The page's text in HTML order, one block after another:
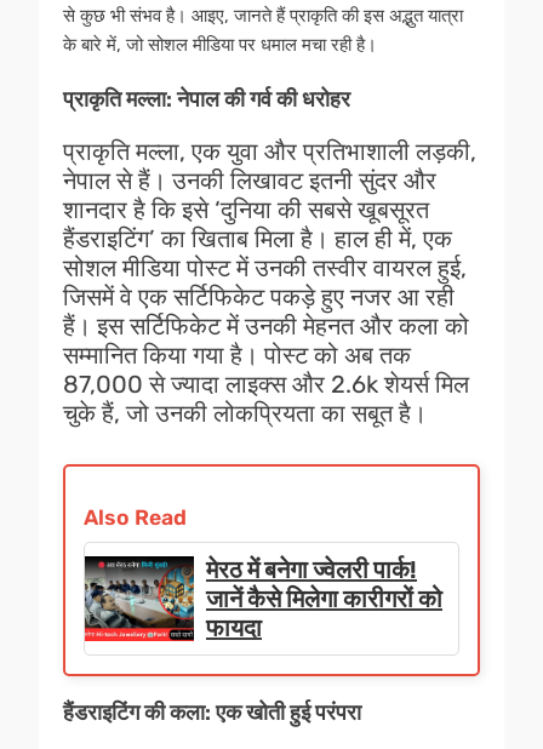
से कुछ भी संभव है। आइए, जानते हैं प्राकृति की इस अद्भुत यात्रा
के बारे में, जो सोशल मीडिया पर धमाल मचा रही है।
प्राकृति मल्ला: नेपाल की गर्व की धरोहर
प्राकृति मल्ला, एक युवा और प्रतिभाशाली लड़की,
नेपाल से हैं। उनकी लिखावट इतनी सुंदर और
शानदार है कि इसे ‘दुनिया की सबसे खूबसूरत
हैंडराइटिंग’ का खिताब मिला है। हाल ही में, एक
सोशल मीडिया पोस्ट में उनकी तस्वीर वायरल हुई,
जिसमें वे एक सर्टिफिकेट पकड़े हुए नजर आ रही
हैं। इस सर्टिफिकेट में उनकी मेहनत और कला को
सम्मानित किया गया है। पोस्ट को अब तक
87,000 से ज्यादा लाइक्स और 2.6k शेयर्स मिल
चुके हैं, जो उनकी लोकप्रियता का सबूत है।
Also Read
मेरठ में बनेगा ज्वेलरी पार्क!
जानें कैसे मिलेगा कारीगरों को
फायदा
हैंडराइटिंग की कला: एक खोती हुई परंपरा